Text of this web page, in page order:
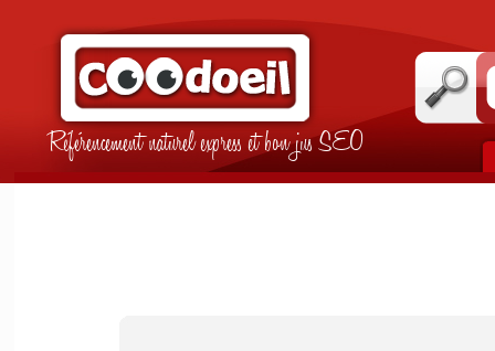
Référencement naturel express et bon jus SEO